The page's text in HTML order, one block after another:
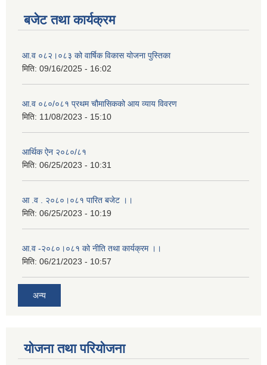
बजेट तथा कार्यक्रम
आ.व ०८२।०८३ को वार्षिक विकास योजना पुस्तिका
मिति: 09/16/2025 - 16:02
आ.व ०८०/०८१ प्रथम चौमासिकको आय व्याय विवरण
मिति: 11/08/2023 - 15:10
आर्थिक ऐन २०८०/८१
मिति: 06/25/2023 - 10:31
आ .व . २०८०।०८१ पारित बजेट ।।
मिति: 06/25/2023 - 10:19
आ.व -२०८०।०८१ को नीति तथा कार्यक्रम ।।
मिति: 06/21/2023 - 10:57
अन्य
योजना तथा परियोजना